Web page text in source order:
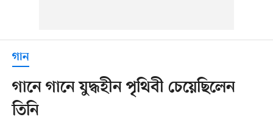
গান
গানে গানে যুদ্ধহীন পৃথিবী চেয়েছিলেন
তিনি